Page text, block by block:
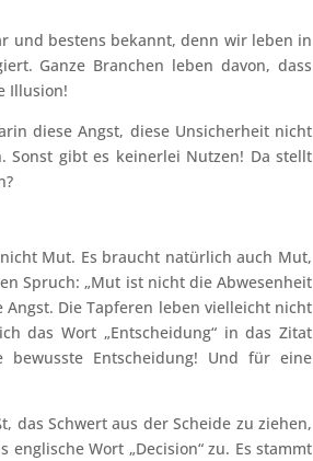
und bestens bekannt, denn wir leben in
Ganze Branchen leben davon, dass
Illusion!
diese Angst, diese Unsicherheit nicht
Sonst gibt es keinerlei Nutzen! Da stellt
Mut. Es braucht natürlich auch Mut,
Spruch: „Mut ist nicht die Abwesenheit
Die Tapferen leben vielleicht nicht
das Wort „Entscheidung“ in das Zitat
Entscheidung! Und für eine
das Schwert aus der Scheide zu ziehen,
Wort „Decision“ zu. Es stammt